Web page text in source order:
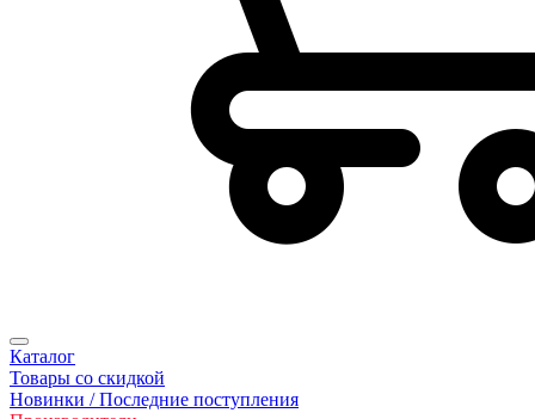
Каталог
Товары со скидкой
Новинки / Последние поступления